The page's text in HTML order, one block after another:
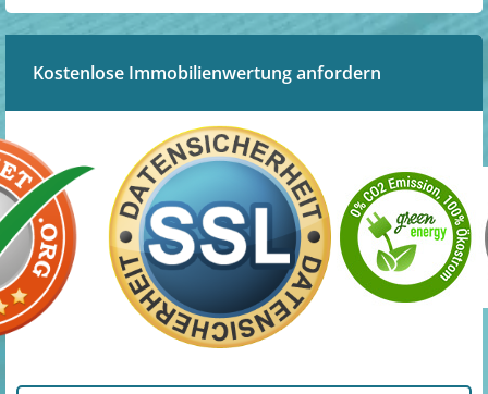
Kostenlose Immobilienwertung anfordern